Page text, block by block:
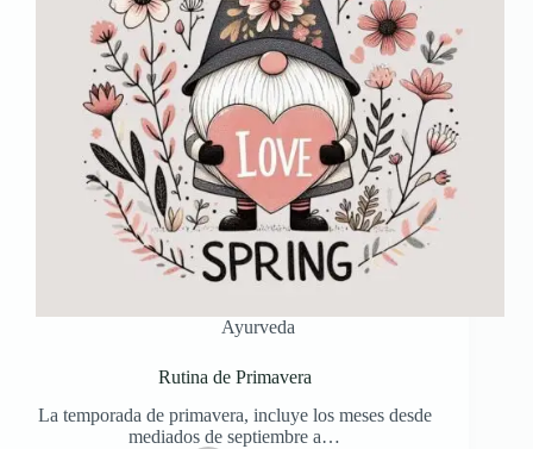
Ayurveda
Rutina de Primavera
La temporada de primavera, incluye los meses desde
mediados de septiembre a…